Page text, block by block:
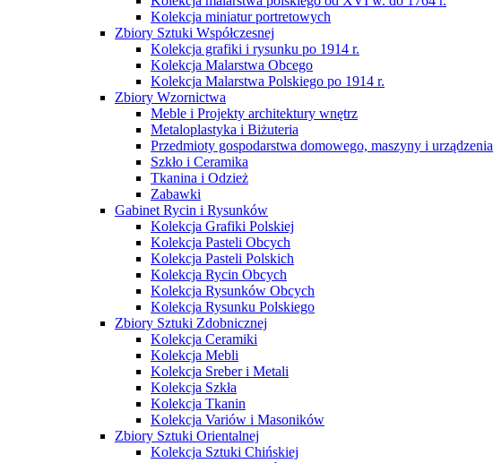
Kolekcja miniatur portretowych
Zbiory Sztuki Współczesnej
Kolekcja grafiki i rysunku po 1914 r.
Kolekcja Malarstwa Obcego
Kolekcja Malarstwa Polskiego po 1914 r.
Zbiory Wzornictwa
Meble i Projekty architektury wnętrz
Metaloplastyka i Biżuteria
Przedmioty gospodarstwa domowego, maszyny i urządzenia
Szkło i Ceramika
Tkanina i Odzież
Zabawki
Gabinet Rycin i Rysunków
Kolekcja Grafiki Polskiej
Kolekcja Pasteli Obcych
Kolekcja Pasteli Polskich
Kolekcja Rycin Obcych
Kolekcja Rysunków Obcych
Kolekcja Rysunku Polskiego
Zbiory Sztuki Zdobnicznej
Kolekcja Ceramiki
Kolekcja Mebli
Kolekcja Sreber i Metali
Kolekcja Szkła
Kolekcja Tkanin
Kolekcja Variów i Masoników
Zbiory Sztuki Orientalnej
Kolekcja Sztuki Chińskiej